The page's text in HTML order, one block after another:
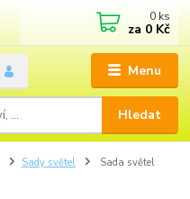
Menu
Hledat
0 ks
za 0 Kč
Sady světel
Sada světel